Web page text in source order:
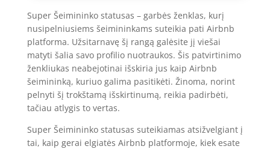
Super Šeimininko statusas – garbės ženklas, kurį
nusipelniusiems šeimininkams suteikia pati Airbnb
platforma. Užsitarnavę šį rangą galėsite jį viešai
matyti šalia savo profilio nuotraukos. Šis patvirtinimo
ženkliukas neabejotinai išskiria jus kaip Airbnb
šeimininką, kuriuo galima pasitikėti. Žinoma, norint
pelnyti šį trokštamą išskirtinumą, reikia padirbėti,
tačiau atlygis to vertas.
Super Šeimininko statusas suteikiamas atsižvelgiant į
tai, kaip gerai elgiatės Airbnb platformoje, kiek esate